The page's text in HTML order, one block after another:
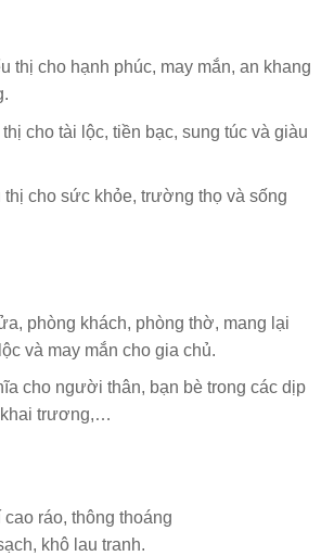
thị cho hạnh phúc, may mắn, an khang
cho tài lộc, tiền bạc, sung túc và giàu
cho sức khỏe, trường thọ và sống
phòng khách, phòng thờ, mang lại
và may mắn cho gia chủ.
cho người thân, bạn bè trong các dịp
khai trương,…
ráo, thông thoáng
khô lau tranh.